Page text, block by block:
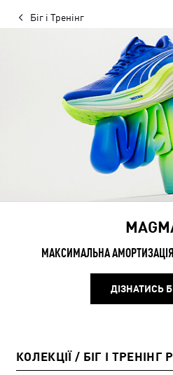
Біг і Тренінг
МАКСИМАЛЬНА
ДІЗНАТИСЬ
КОЛЕКЦІЇ / БІГ І ТРЕНІНГ